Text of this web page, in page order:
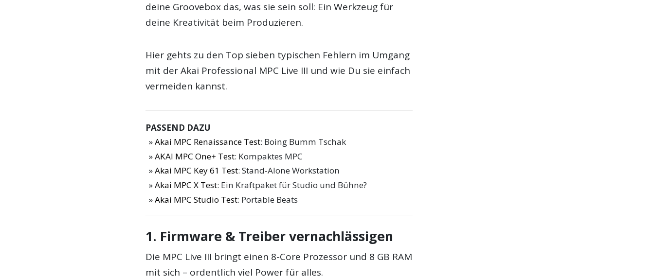
deine Groovebox das, was sie sein soll: Ein Werkzeug für
deine Kreativität beim Produzieren.
Hier gehts zu den Top sieben typischen Fehlern im Umgang
mit der Akai Professional MPC Live III und wie Du sie einfach
vermeiden kannst.
PASSEND DAZU
Akai MPC Renaissance Test: Boing Bumm Tschak
AKAI MPC One+ Test: Kompaktes MPC
Akai MPC Key 61 Test: Stand-Alone Workstation
Akai MPC X Test: Ein Kraftpaket für Studio und Bühne?
Akai MPC Studio Test: Portable Beats
1. Firmware & Treiber vernachlässigen
Die MPC Live III bringt einen 8-Core Prozessor und 8 GB RAM
mit sich – ordentlich viel Power für alles.